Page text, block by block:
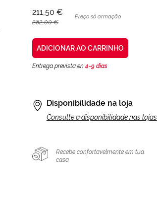
211,50 €
282,00 €
Preço só armação
ADICIONAR AO CARRINHO
Entrega prevista en4-9 días
Disponibilidade na loja
Consulte a disponibilidade nas lojas
Recebe confortavelmente em tua
casa